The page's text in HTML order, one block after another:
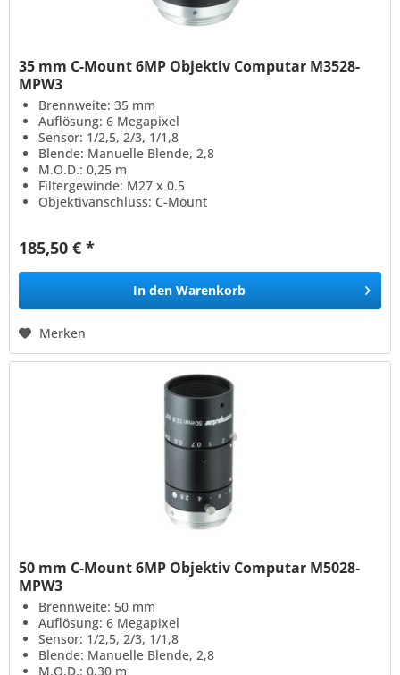
35 mm C-Mount 6MP Objektiv Computar M3528-
MPW3
Brennweite: 35 mm
Auflösung: 6 Megapixel
Sensor: 1/2,5, 2/3, 1/1,8
Blende: Manuelle Blende, 2,8
M.O.D.: 0,25 m
Filtergewinde: M27 x 0.5
Objektivanschluss: C-Mount
185,50 € *
In den Warenkorb
Merken
50 mm C-Mount 6MP Objektiv Computar M5028-
MPW3
Brennweite: 50 mm
Auflösung: 6 Megapixel
Sensor: 1/2,5, 2/3, 1/1,8
Blende: Manuelle Blende, 2,8
M.O.D.: 0,30 m